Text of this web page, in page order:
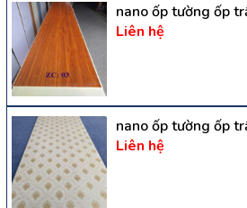
nano ốp tường ốp
Liên hệ
nano ốp tường ốp
Liên hệ